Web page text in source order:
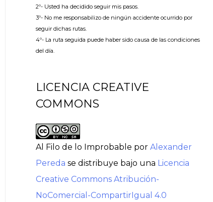
2º- Usted ha decidido seguir mis pasos.
3º- No me responsabilizo de ningún accidente ocurrido por
seguir dichas rutas.
4º- La ruta seguida puede haber sido causa de las condiciones
del día.
LICENCIA CREATIVE
COMMONS
Al Filo de lo Improbable por Alexander
Pereda se distribuye bajo una Licencia
Creative Commons Atribución-
NoComercial-CompartirIgual 4.0